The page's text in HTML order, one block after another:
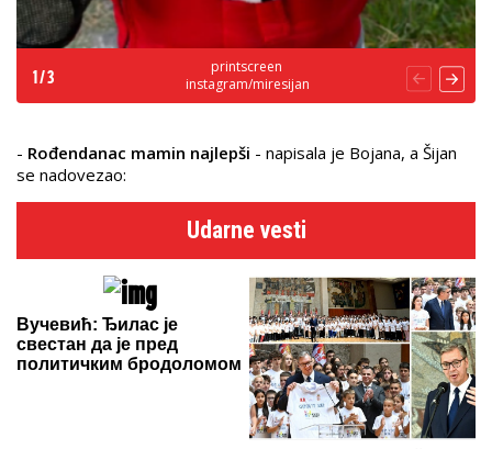
printscreen
instagram/miresijan
1 /3
- Rođendanac mamin najlepši - napisala je Bojana, a Šijan
se nadovezao:
Udarne vesti
Вучевић: Ђилас је
свестан да је пред
политичким бродоломом